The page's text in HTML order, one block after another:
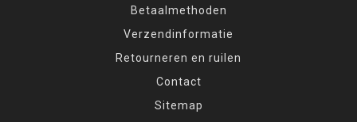
Betaalmethoden
Verzendinformatie
Retourneren en ruilen
Contact
Sitemap